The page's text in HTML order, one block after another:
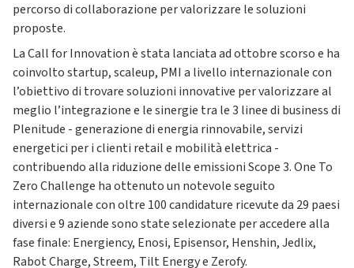
percorso di collaborazione per valorizzare le soluzioni
proposte.
La Call for Innovation è stata lanciata ad ottobre scorso e ha
coinvolto startup, scaleup, PMI a livello internazionale con
l’obiettivo di trovare soluzioni innovative per valorizzare al
meglio l’integrazione e le sinergie tra le 3 linee di business di
Plenitude - generazione di energia rinnovabile, servizi
energetici per i clienti retail e mobilità elettrica -
contribuendo alla riduzione delle emissioni Scope 3. One To
Zero Challenge ha ottenuto un notevole seguito
internazionale con oltre 100 candidature ricevute da 29 paesi
diversi e 9 aziende sono state selezionate per accedere alla
fase finale: Energiency, Enosi, Episensor, Henshin, Jedlix,
Rabot Charge, Streem, Tilt Energy e Zerofy.